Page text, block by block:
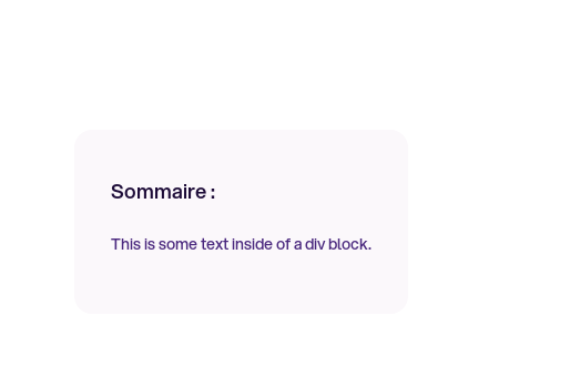
Sommaire :
This is some text inside of a div block.